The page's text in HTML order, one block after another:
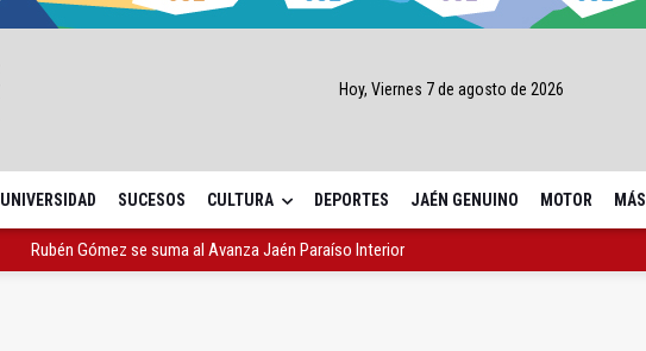
Hoy, Viernes 7 de agosto de 2026
UNIVERSIDAD SUCESOS CULTURA DEPORTES JAÉN GENUINO MOTOR MÁS
Quesada celebra este sábado una nueva jornada de Orgullo